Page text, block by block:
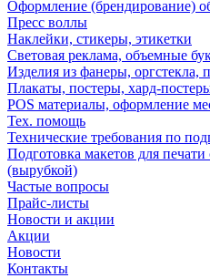
Оформление (брендирование)
Пресс воллы
Наклейки, стикеры, этикетки
Световая реклама, объемные
Изделия из фанеры, оргстекла,
Плакаты, постеры, хард-
POS материалы, оформление
Тех. помощь
Технические требования по
Подготовка макетов для печати
(вырубкой)
Частые вопросы
Прайс-листы
Новости и акции
Акции
Новости
Контакты